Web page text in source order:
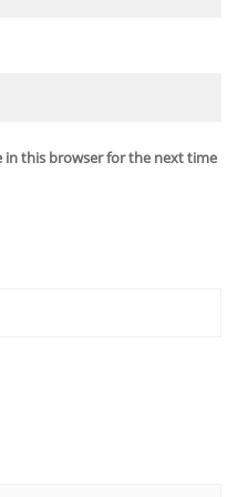
in this browser for the next time